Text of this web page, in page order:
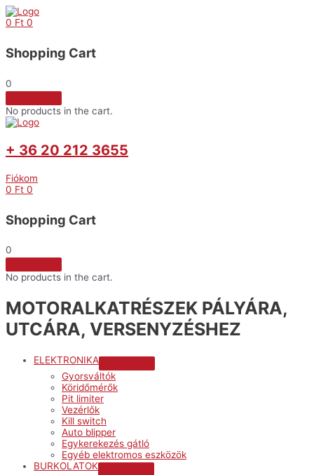
Skip
to
0 Ft 0
Shopping Cart
0
No products in the cart.
+ 36 20 212 3655
Fiókom
0 Ft 0
Shopping Cart
0
No products in the cart.
MOTORALKATRÉSZEK PÁLYÁRA,
UTCÁRA, VERSENYZÉSHEZ
ELEKTRONIKA
Gyorsváltók
Köridőmérők
Pit limiter
Vezérlők
Kill switch
Auto blipper
Egykerekezés gátló
Egyéb elektromos eszközök
BURKOLATOK